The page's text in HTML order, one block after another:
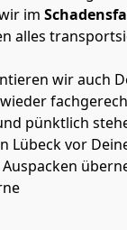
im
alles
wir auch
pünktlich
Lübeck vor
Auspacken